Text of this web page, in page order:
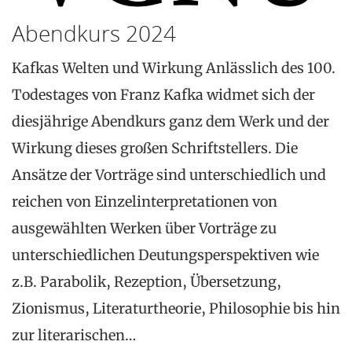
Abendkurs 2024
Kafkas Welten und Wirkung Anlässlich des 100.
Todestages von Franz Kafka widmet sich der
diesjährige Abendkurs ganz dem Werk und der
Wirkung dieses großen Schriftstellers. Die
Ansätze der Vorträge sind unterschiedlich und
reichen von Einzelinterpretationen von
ausgewählten Werken über Vorträge zu
unterschiedlichen Deutungsperspektiven wie
z.B. Parabolik, Rezeption, Übersetzung,
Zionismus, Literaturtheorie, Philosophie bis hin
zur literarischen…